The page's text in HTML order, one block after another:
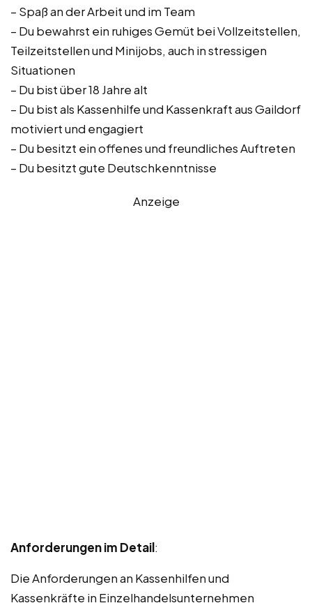
– Spaß an der Arbeit und im Team
– Du bewahrst ein ruhiges Gemüt bei Vollzeitstellen,
Teilzeitstellen und Minijobs, auch in stressigen
Situationen
– Du bist über 18 Jahre alt
– Du bist als Kassenhilfe und Kassenkraft aus Gaildorf
motiviert und engagiert
– Du besitzt ein offenes und freundliches Auftreten
– Du besitzt gute Deutschkenntnisse
Anzeige
Anforderungen im Detail:
Die Anforderungen an Kassenhilfen und
Kassenkräfte in Einzelhandelsunternehmen